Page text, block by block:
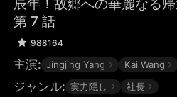
辰年！故郷への華麗なる帰
第 7 話
988164
主演: Jingjing Yang Kai Wang
ジャンル: 実力隠し 社長